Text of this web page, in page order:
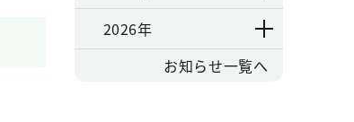
2026年
お知らせ一覧へ